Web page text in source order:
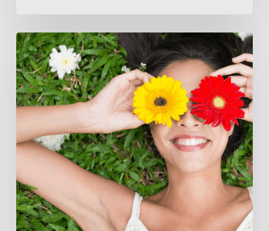
Comment
préparer
sa
peau
pour
printemps